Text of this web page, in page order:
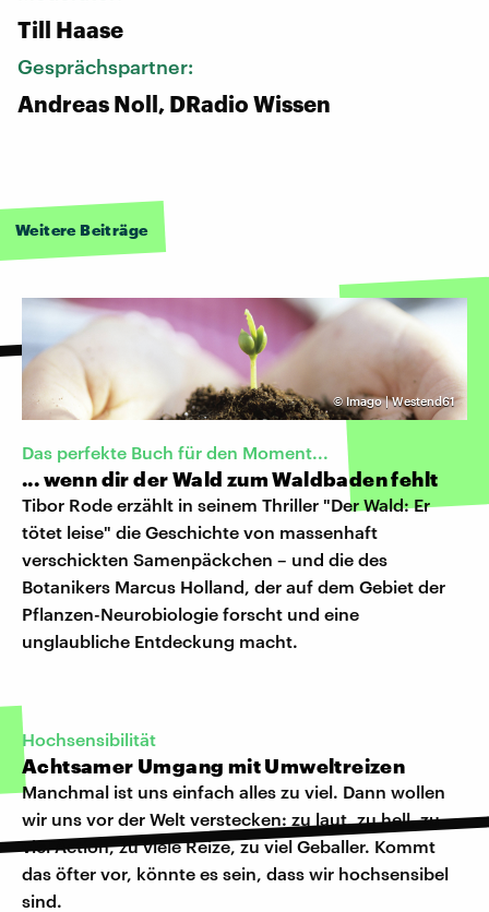
Till Haase
Gesprächspartner:
Andreas Noll, DRadio Wissen
Weitere Beiträge
©Imago | Westend61
Das perfekte Buch für den Moment...
... wenn dir der Wald zum Waldbaden fehlt
Tibor Rode erzählt in seinem Thriller "Der Wald: Er
tötet leise" die Geschichte von massenhaft
verschickten Samenpäckchen – und die des
Botanikers Marcus Holland, der auf dem Gebiet der
Pflanzen-Neurobiologie forscht und eine
unglaubliche Entdeckung macht.
Hochsensibilität
Achtsamer Umgang mit Umweltreizen
Manchmal ist uns einfach alles zu viel. Dann wollen
wir uns vor der Welt verstecken: zu laut, zu hell, zu
viel Action, zu viele Reize, zu viel Geballer. Kommt
das öfter vor, könnte es sein, dass wir hochsensibel
sind.